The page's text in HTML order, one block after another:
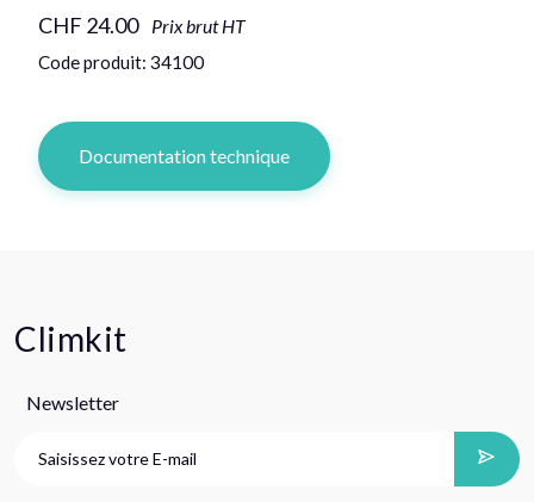
CHF 24.00 Prix brut HT
Code produit: 34100
Documentation technique
Climkit
Newsletter